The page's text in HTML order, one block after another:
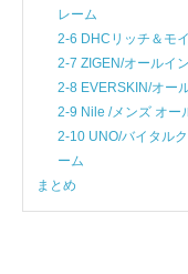
レーム
2-6 DHCリッチ＆モ
2-7 ZIGEN/オールイ
2-8 EVERSKIN/オー
2-9 Nile /メンズ オー
2-10 UNO/バイタル
ーム
まとめ